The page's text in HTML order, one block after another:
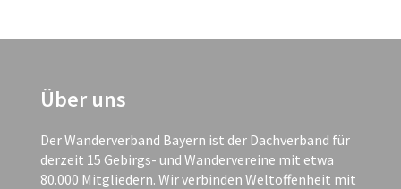
Über uns
Der Wanderverband Bayern ist der Dachverband für
derzeit 15 Gebirgs- und Wandervereine mit etwa
80.000 Mitgliedern. Wir verbinden Weltoffenheit mit